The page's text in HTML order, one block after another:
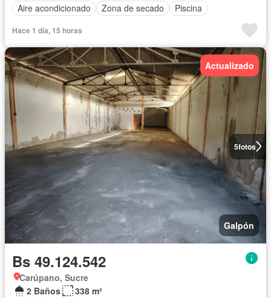
Aire acondicionado
Zona de secado Piscina
Hace 1 día, 15 horas
5fotos
Actualizado
Galpón
Bs 49.124.542
Carúpano, Sucre
2 Baños
338 m²